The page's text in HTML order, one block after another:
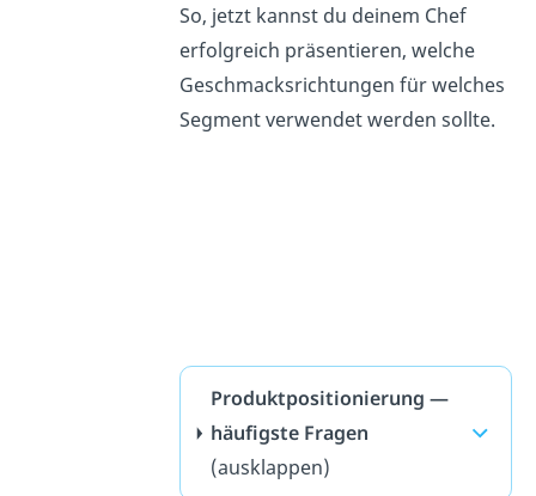
So, jetzt kannst du deinem Chef
erfolgreich präsentieren, welche
Geschmacksrichtungen für welches
Segment verwendet werden sollte.
Produktpositionierung —
häufigste Fragen
(ausklappen)